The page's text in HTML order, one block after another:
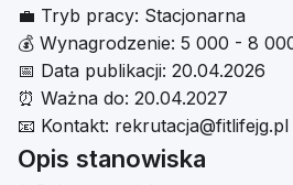
💼 Tryb pracy: Stacjonarna
💰 Wynagrodzenie: 5 000 - 8
📅 Data publikacji: 20.04.2026
⏰ Ważna do: 20.04.2027
📧 Kontakt: rekrutacja@fitlifejg.pl
Opis stanowiska